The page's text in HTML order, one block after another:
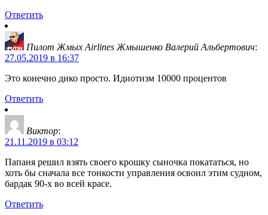
Ответить
Пилот Жмых Airlines Жмышенко Валерий Альбертович:
27.05.2019 в 16:37
Это конечно дико просто. Идиотизм 10000 процентов
Ответить
Виктор:
21.11.2019 в 03:12
Папаня решил взять своего крошку сыночка покататься, но
хоть бы сначала все тонкости управления освоил этим судном,
бардак 90-х во всей красе.
Ответить